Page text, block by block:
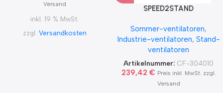
Versand
inkl. 19 % MwSt.
zzgl. Versandkosten
SPEED2STAND
Sommer-ventilatoren,
Industrie-ventilatoren, Stand-
ventilatoren
Artikelnummer: CF-304010
239,42 € Preis inkl. MwSt. zzgl.
Versand